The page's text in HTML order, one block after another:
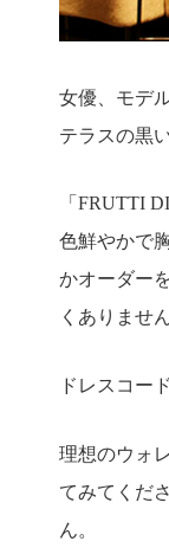
女優、モデ
テラスの黒
「FRUTTI
色鮮やかで
かオーダー
くありませ
ドレスコー
理想のウォ
てみてくだ
ん。